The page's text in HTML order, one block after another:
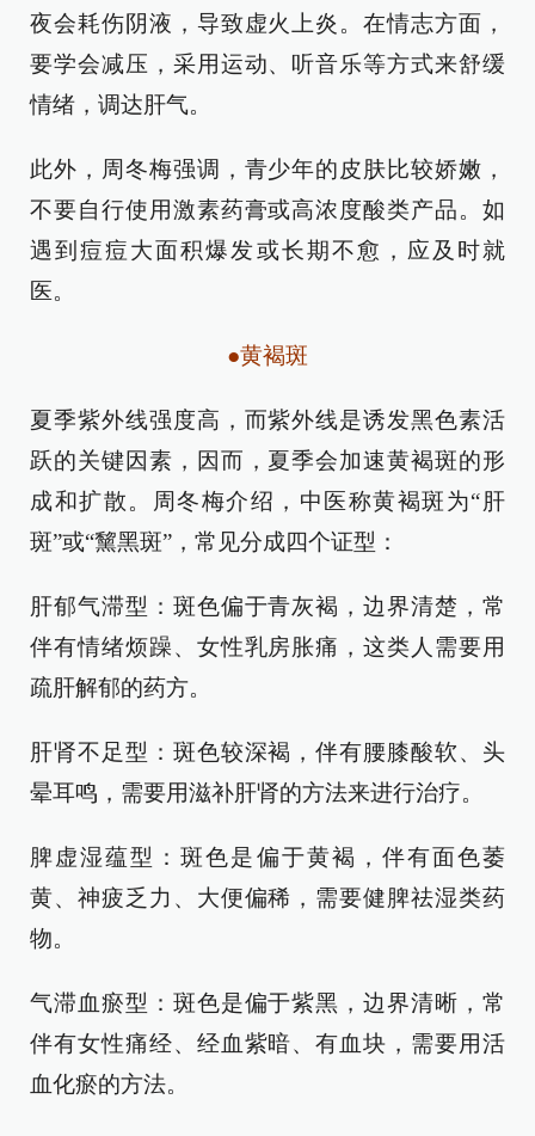
夜会耗伤阴液，导致虚火上炎。在情志方面，
要学会减压，采用运动、听音乐等方式来舒缓
情绪，调达肝气。
此外，周冬梅强调，青少年的皮肤比较娇嫩，
不要自行使用激素药膏或高浓度酸类产品。如
遇到痘痘大面积爆发或长期不愈，应及时就
医。
●黄褐斑
夏季紫外线强度高，而紫外线是诱发黑色素活
跃的关键因素，因而，夏季会加速黄褐斑的形
成和扩散。周冬梅介绍，中医称黄褐斑为“肝
斑”或“黧黑斑”，常见分成四个证型：
肝郁气滞型：斑色偏于青灰褐，边界清楚，常
伴有情绪烦躁、女性乳房胀痛，这类人需要用
疏肝解郁的药方。
肝肾不足型：斑色较深褐，伴有腰膝酸软、头
晕耳鸣，需要用滋补肝肾的方法来进行治疗。
脾虚湿蕴型：斑色是偏于黄褐，伴有面色萎
黄、神疲乏力、大便偏稀，需要健脾祛湿类药
物。
气滞血瘀型：斑色是偏于紫黑，边界清晰，常
伴有女性痛经、经血紫暗、有血块，需要用活
血化瘀的方法。